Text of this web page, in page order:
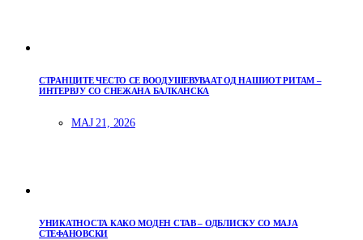
СТРАНЦИТЕ ЧЕСТО СЕ ВООДУШЕВУВААТ ОД НАШИОТ РИТАМ –
ИНТЕРВЈУ СО СНЕЖАНА БАЛКАНСКА
МАЈ 21, 2026
УНИКАТНОСТА КАКО МОДЕН СТАВ – ОДБЛИСКУ СО МАЈА
СТЕФАНОВСКИ